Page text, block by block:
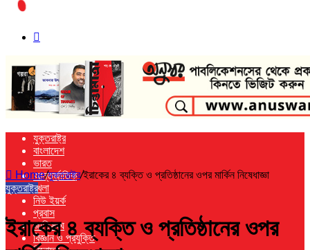
যুক্তরাষ্ট্র
বাংলাদেশ
ভারত
আন্তর্জাতিক
খেলা
নিউ ইয়র্ক
প্রবাস
জাতিসংঘ
বিজ্ঞান ও প্রযুক্তি
Home/যুক্তরাষ্ট্র/ইরাকের ৪ ব্যক্তি ও প্রতিষ্ঠানের ওপর মার্কিন নিষেধাজ্ঞা
যুক্তরাষ্ট্র
ইরাকের ৪ ব্যক্তি ও প্রতিষ্ঠানের ওপর